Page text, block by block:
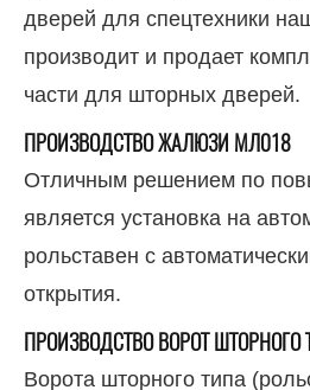
дверей для спецтехники
производит и продает
части для шторных дверей.
ПРОИЗВОДСТВО ЖАЛЮЗИ МЛ018
Отличным решением по
является установка на
рольставен с
открытия.
ПРОИЗВОДСТВО ВОРОТ ШТОРНОГО
Ворота шторного типа